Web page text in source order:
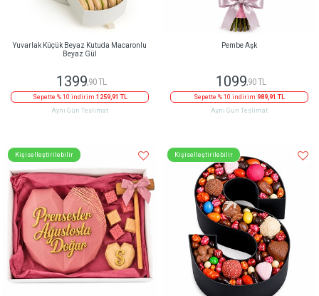
Yuvarlak Küçük Beyaz Kutuda Macaronlu
Beyaz Gül
1399,90 TL
Sepette % 10 indirim 1259,91 TL
Aynı Gün Teslimat
Pembe Aşk
1099,90 TL
Sepette % 10 indirim 989,91 TL
Aynı Gün Teslimat
Kişiselleştirilebilir Kişiselleştirilebilir